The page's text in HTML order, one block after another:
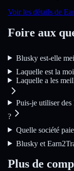
Voir les détails de
Foire aux
Blusky est-elle
Laquelle est la
Laquelle a les
Puis-je utiliser
?
Quelle société
Blusky et
Plus de